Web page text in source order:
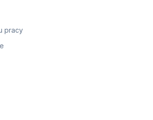
pracy